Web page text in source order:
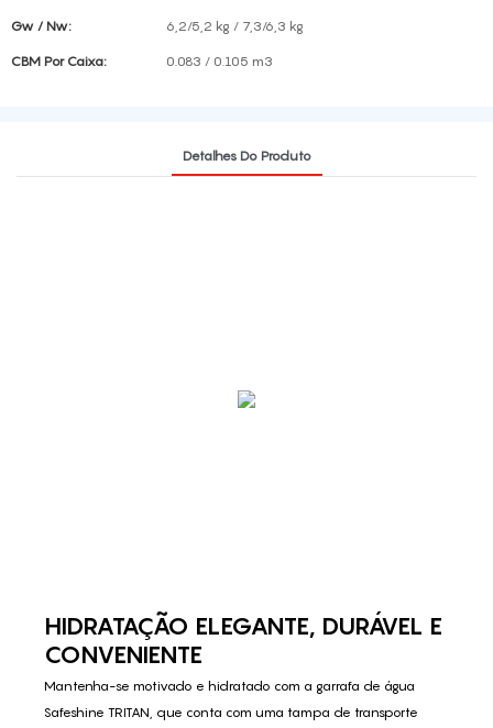
Gw / Nw: 6,2/5,2 kg / 7,3/6,3 kg
CBM Por Caixa: 0.083 / 0.105 m3
Detalhes Do Produto
HIDRATAÇÃO ELEGANTE, DURÁVEL E
CONVENIENTE
Mantenha-se motivado e hidratado com a garrafa de água
Safeshine TRITAN, que conta com uma tampa de transporte